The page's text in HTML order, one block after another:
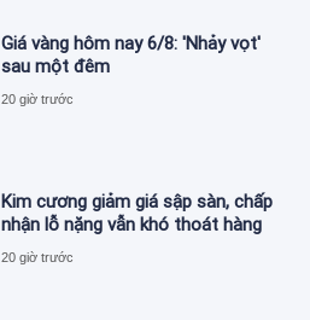
Giá vàng hôm nay 6/8: 'Nhảy vọt'
sau một đêm
20 giờ trước
Kim cương giảm giá sập sàn, chấp
nhận lỗ nặng vẫn khó thoát hàng
20 giờ trước